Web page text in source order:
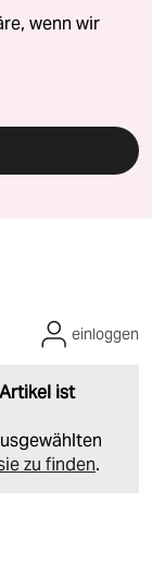
wenn wir
ist
zu finden.
einloggen